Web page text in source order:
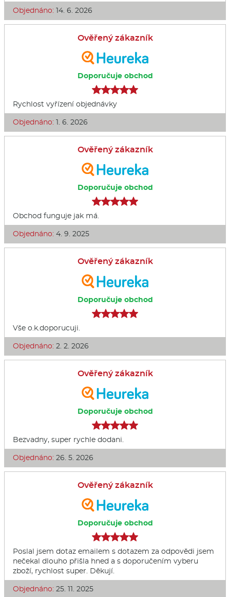
Objednáno: 14. 6. 2026
Ověřený zákazník
Doporučuje obchod
Rychlost vyřízení objednávky
Objednáno: 1. 6. 2026
Ověřený zákazník
Doporučuje obchod
Obchod funguje jak má.
Objednáno: 4. 9. 2025
Ověřený zákazník
Doporučuje obchod
Vše o.k.doporucuji.
Objednáno: 2. 2. 2026
Ověřený zákazník
Doporučuje obchod
Bezvadny, super rychle dodani.
Objednáno: 26. 5. 2026
Ověřený zákazník
Doporučuje obchod
Poslal jsem dotaz emailem s dotazem za odpovědi jsem
nečekal dlouho přišla hned a s doporučením vyberu
zboží, rychlost super. Děkují.
Objednáno: 25. 11. 2025